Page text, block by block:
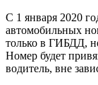
С 1 января 2020
автомобильных
только в ГИБДД,
Номер будет
водитель, вне